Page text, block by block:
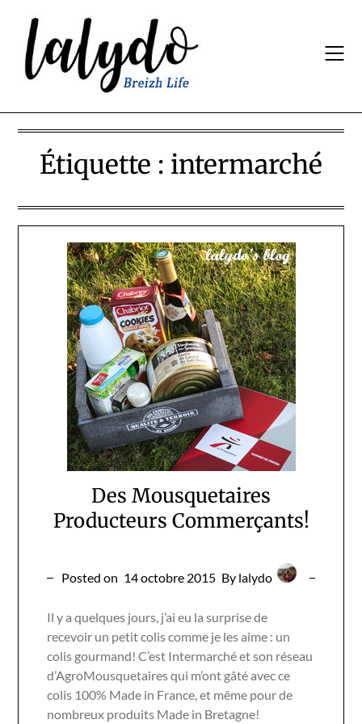
content
Étiquette : intermarché
Des Mousquetaires
Producteurs Commerçants!
Posted on 14 octobre 2015 By lalydo
Il y a quelques jours, j’ai eu la surprise de
recevoir un petit colis comme je les aime : un
colis gourmand! C’est Intermarché et son réseau
d’AgroMousquetaires qui m’ont gâté avec ce
colis 100% Made in France, et même pour de
nombreux produits Made in Bretagne!